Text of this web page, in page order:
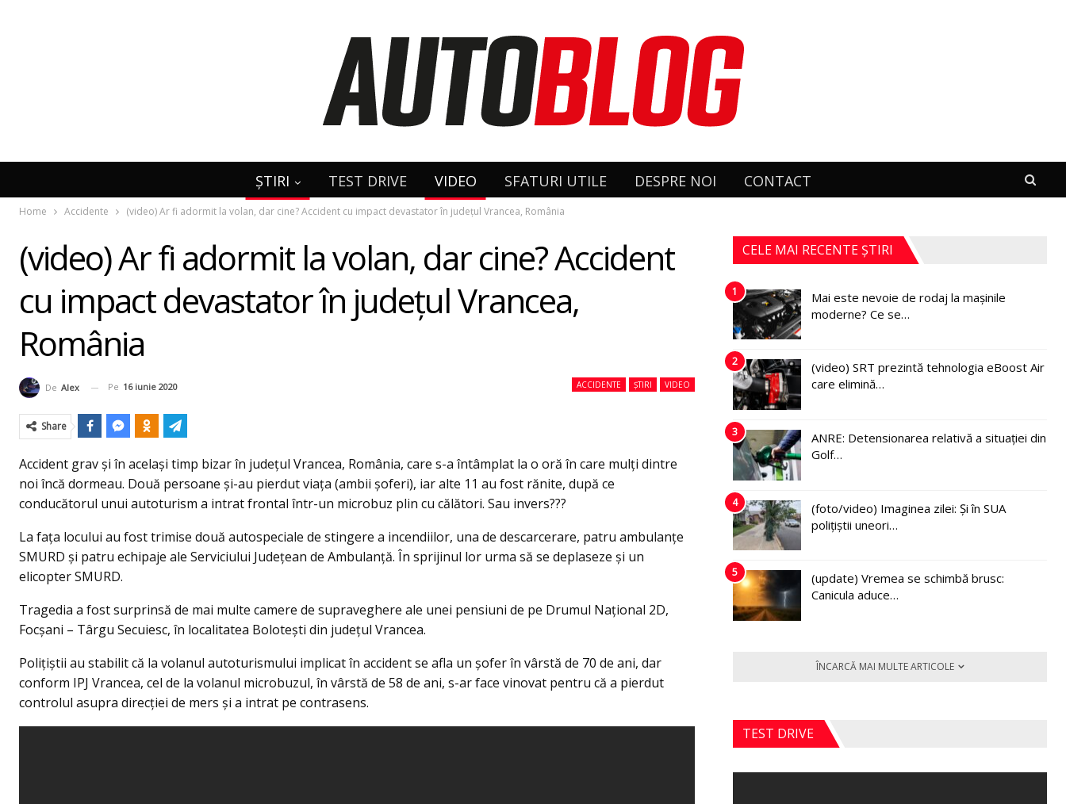
ȘTIRI TEST DRIVE VIDEO SFATURI UTILE DESPRE NOI CONTACT
Home Accidente (video) Ar fi adormit la volan, dar cine? Accident cu impact devastator în judeţul Vrancea, România
(video) Ar fi adormit la volan, dar cine? Accident
cu impact devastator în judeţul Vrancea,
România
ACCIDENTE ȘTIRI VIDEO
De Alex Pe 16 iunie 2020
Share
Accident grav şi în acelaşi timp bizar în judeţul Vrancea, România, care s-a întâmplat la o oră în care mulţi dintre
noi încă dormeau. Două persoane şi-au pierdut viaţa (ambii şoferi), iar alte 11 au fost rănite, după ce
conducătorul unui autoturism a intrat frontal într-un microbuz plin cu călători. Sau invers???
La faţa locului au fost trimise două autospeciale de stingere a incendiilor, una de descarcerare, patru ambulanţe
SMURD şi patru echipaje ale Serviciului Judeţean de Ambulanţă. În sprijinul lor urma să se deplaseze şi un
elicopter SMURD.
Tragedia a fost surprinsă de mai multe camere de supraveghere ale unei pensiuni de pe Drumul Național 2D,
Focşani – Târgu Secuiesc, în localitatea Bolotești din judeţul Vrancea.
Poliţiştii au stabilit că la volanul autoturismului implicat în accident se afla un şofer în vârstă de 70 de ani, dar
conform IPJ Vrancea, cel de la volanul microbuzul, în vârstă de 58 de ani, s-ar face vinovat pentru că a pierdut
controlul asupra direcţiei de mers şi a intrat pe contrasens.
CELE MAI RECENTE ȘTIRI
1
Mai este nevoie de rodaj la mașinile
moderne? Ce se…
2
(video) SRT prezintă tehnologia eBoost Air
care elimină…
3
ANRE: Detensionarea relativă a situației din
Golf…
4
(foto/video) Imaginea zilei: Și în SUA
polițiștii uneori…
5
(update) Vremea se schimbă brusc:
Canicula aduce…
ÎNCARCĂ MAI MULTE ARTICOLE
TEST DRIVE